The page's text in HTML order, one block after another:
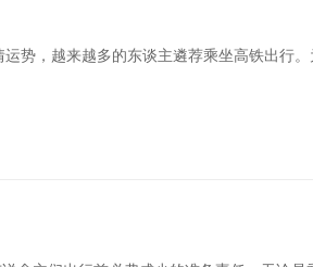
势，越来越多的东谈主遴荐乘坐高铁出行